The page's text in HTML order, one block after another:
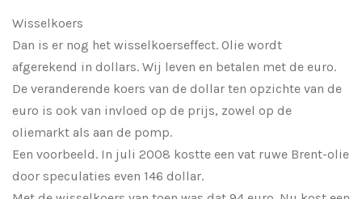
Wisselkoers
Dan is er nog het wisselkoerseffect. Olie wordt
afgerekend in dollars. Wij leven en betalen met de euro.
De veranderende koers van de dollar ten opzichte van de
euro is ook van invloed op de prijs, zowel op de
oliemarkt als aan de pomp.
Een voorbeeld. In juli 2008 kostte een vat ruwe Brent-olie
door speculaties even 146 dollar.